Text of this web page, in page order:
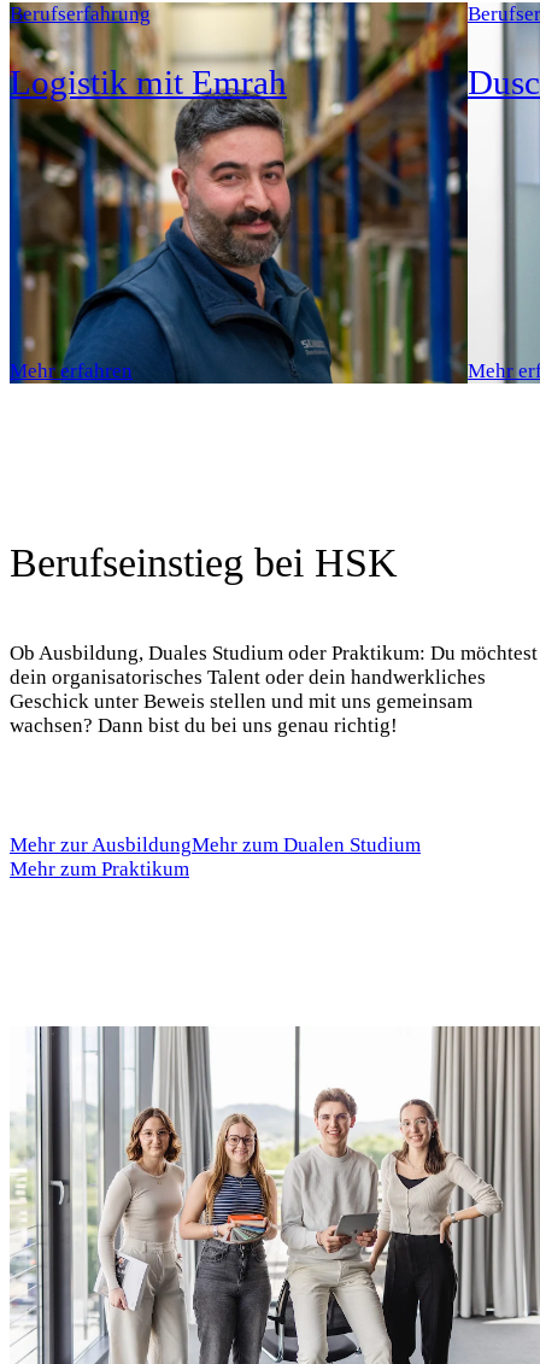
Berufserfahrung
Logistik mit Emrah
Mehr erfahren Mehr
Berufseinstieg bei HSK
Ob Ausbildung, Duales Studium oder Praktikum: Du möchtest
dein organisatorisches Talent oder dein handwerkliches
Geschick unter Beweis stellen und mit uns gemeinsam
wachsen? Dann bist du bei uns genau richtig!
Mehr zur AusbildungMehr zum Dualen Studium
Mehr zum Praktikum